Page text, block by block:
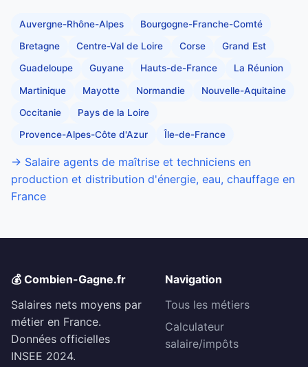
Auvergne-Rhône-Alpes Bourgogne-Franche-Comté
Bretagne Centre-Val de Loire Corse Grand Est
Guadeloupe Guyane Hauts-de-France La Réunion
Martinique Mayotte Normandie Nouvelle-Aquitaine
Occitanie Pays de la Loire
Provence-Alpes-Côte d'Azur Île-de-France
→ Salaire agents de maîtrise et techniciens en
production et distribution d'énergie, eau, chauffage en
France
💰 Combien-Gagne.fr
Salaires nets moyens par
métier en France.
Données officielles
INSEE 2024.
Navigation
Tous les métiers
Calculateur
salaire/impôts